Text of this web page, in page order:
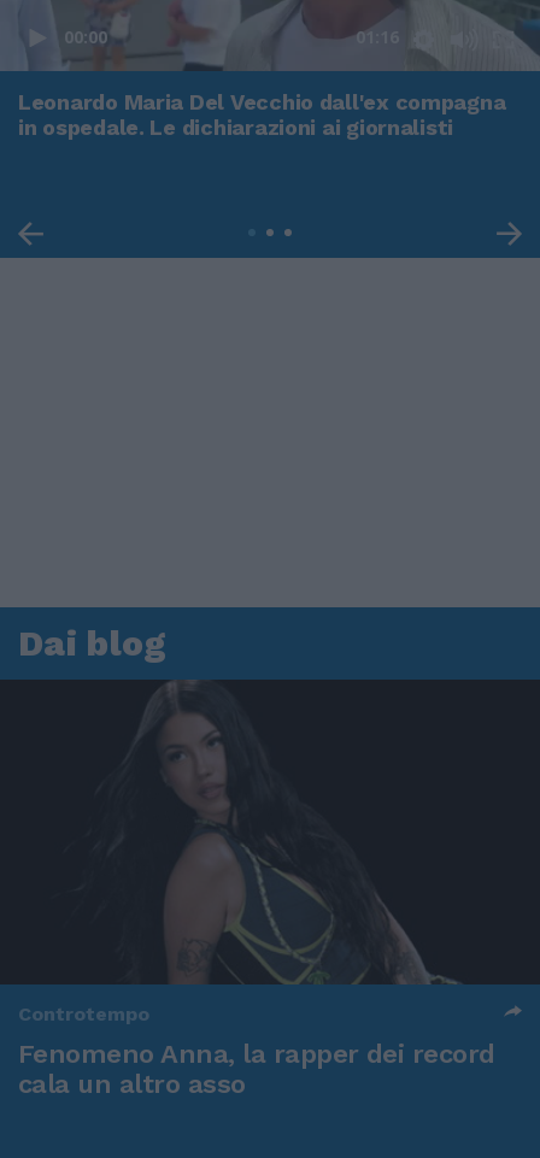
00:00 01:16
Leonardo Maria Del Vecchio dall'ex compagna
in ospedale. Le dichiarazioni ai giornalisti
Dai blog
Controtempo
Fenomeno Anna, la rapper dei record
cala un altro asso